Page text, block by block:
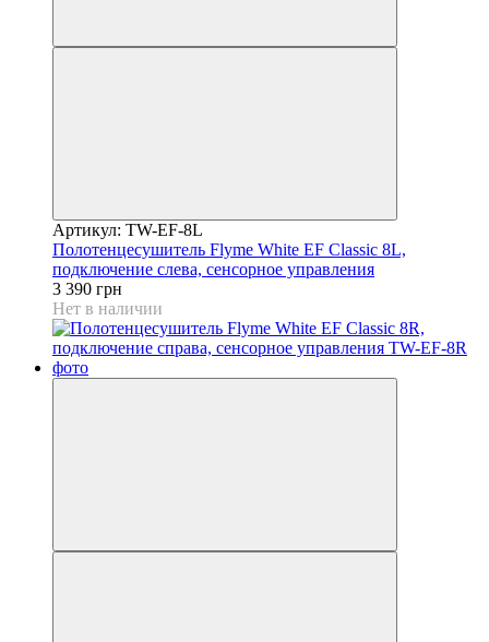
Артикул: TW-EF-8L
Полотенцесушитель Flyme White EF Classic 8L,
подключение слева, сенсорное управления
3 390 грн
Нет в наличии